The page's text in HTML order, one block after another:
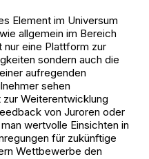
Element im Universum
allgemein im Bereich
nur eine Plattform zur
sondern auch die
aufregenden
sehen
Weiterentwicklung
von Juroren oder
wertvolle Einsichten in
für zukünftige
Wettbewerbe den